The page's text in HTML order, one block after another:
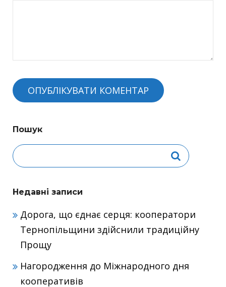
Пошук
Недавні записи
Дорога, що єднає серця: кооператори
Тернопільщини здійснили традиційну
Прощу
Нагородження до Міжнародного дня
кооперативів